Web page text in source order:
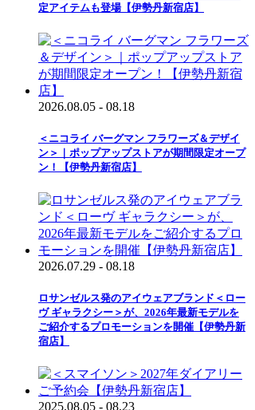
定アイテムも登場【伊勢丹新宿店】
2026.08.05 - 08.18
＜ニコライ バーグマン フラワーズ＆デザイ
ン＞｜ポップアップストアが期間限定オープ
ン！【伊勢丹新宿店】
2026.07.29 - 08.18
ロサンゼルス発のアイウェアブランド＜ロー
ヴ ギャラクシー＞が、2026年最新モデルを
ご紹介するプロモーションを開催【伊勢丹新
宿店】
2025.08.05 - 08.23